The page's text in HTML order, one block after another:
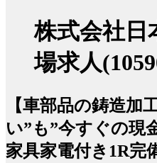
株式会社日
場求人
【車部品の鋳造加
い”も”今すぐの現
家具家電付き1R完